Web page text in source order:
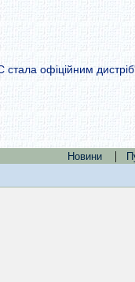
стала офіційним
Новини |